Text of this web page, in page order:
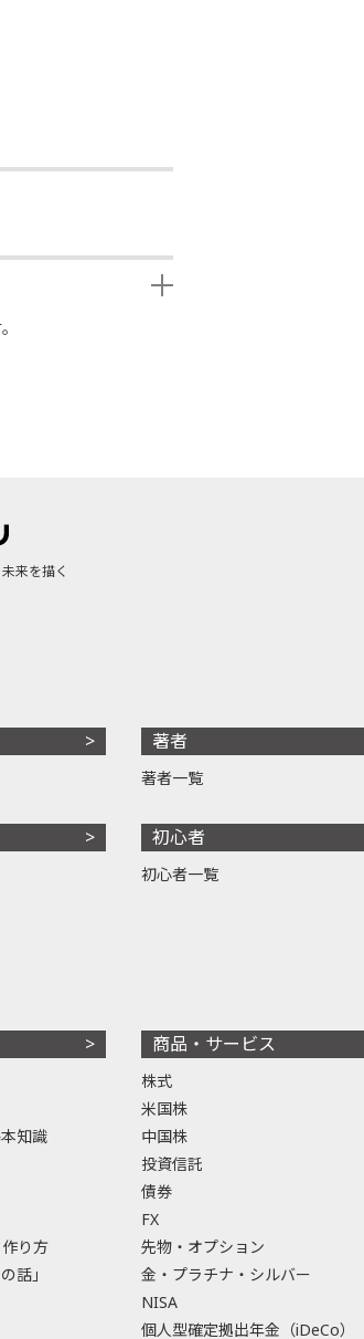
来を描く
著者
著者一覧
初心者
初心者一覧
知識
り方
話」
商品・サービス
株式
米国株
中国株
投資信託
債券
FX
先物・オプション
金・プラチナ・シルバー
NISA
個人型確定拠出年金（iDeCo）